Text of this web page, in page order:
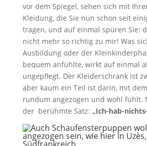
vor dem Spiegel, sehen sich mit
Kleidung, die Sie nun schon seit
tragen, und auf einmal spüren Sie:
nicht mehr so richtig zu mir! Was
Ausbildung oder der
bequem anfühlte, wirkt auf einmal
ungepflegt. Der Kleiderschrank ist
aber kaum ein Teil ist darin, mit
rundum angezogen und wohl fühlt.
der berühmte Satz: „Ich-hab-